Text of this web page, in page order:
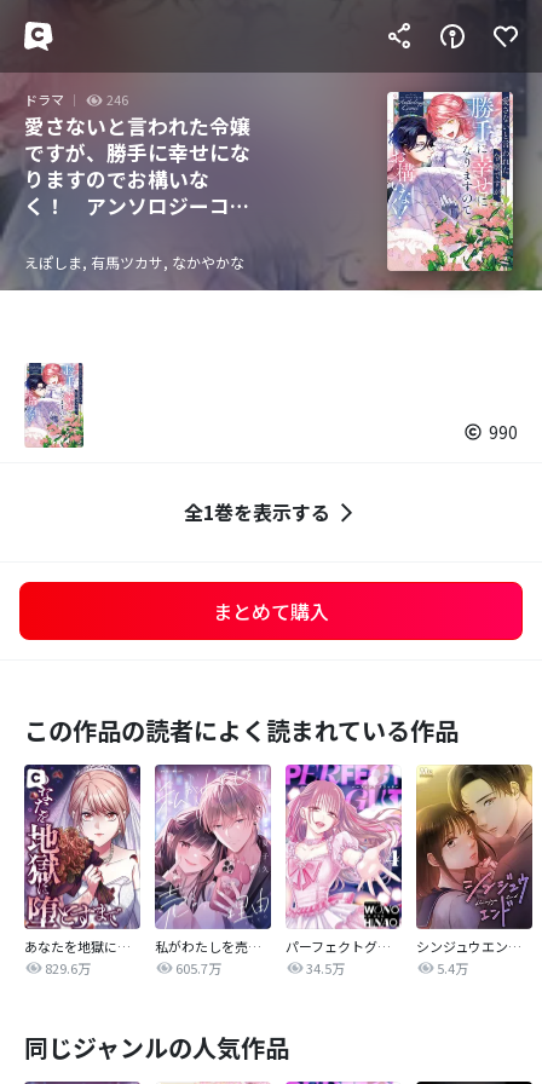
ドラマ 246
愛さないと言われた令嬢
ですが、勝手に幸せにな
りますのでお構いな
く！ アンソロジーコミ
えぽしま, 有馬ツカサ, なかやかな
990
全1巻を表示する
まとめて購入
この作品の読者によく読まれている作品
あなたを地獄に堕とすまで
829.6万
私がわたしを売る理由
605.7万
パーフェクトグリッター
34.5万
シンジュウエンド【タテヨミ】
5.4万
同じジャンルの人気作品